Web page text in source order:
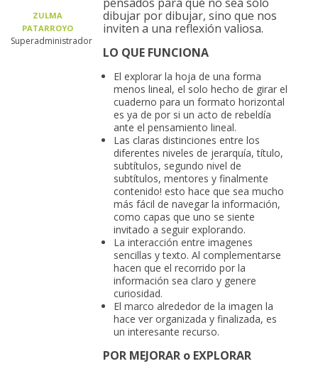
ZULMA
PATARROYO
Superadministrador
dibujar por dibujar, sino que nos
inviten a una reflexión valiosa.
LO QUE FUNCIONA
El explorar la hoja de una forma
menos lineal, el solo hecho de girar el
cuaderno para un formato horizontal
es ya de por si un acto de rebeldía
ante el pensamiento lineal.
Las claras distinciones entre los
diferentes niveles de jerarquía, título,
subtítulos, segundo nivel de
subtítulos, mentores y finalmente
contenido! esto hace que sea mucho
más fácil de navegar la información,
como capas que uno se siente
invitado a seguir explorando.
La interacción entre imagenes
sencillas y texto. Al complementarse
hacen que el recorrido por la
información sea claro y genere
curiosidad.
El marco alrededor de la imagen la
hace ver organizada y finalizada, es
un interesante recurso.
POR MEJORAR o EXPLORAR